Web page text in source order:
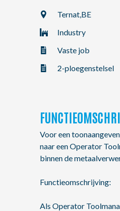
Ternat,BE
Industry
Vaste job
2-ploegenstelsel
Voor een
naar een Operator
binnen de
Functieomschrijving:
Als Operator